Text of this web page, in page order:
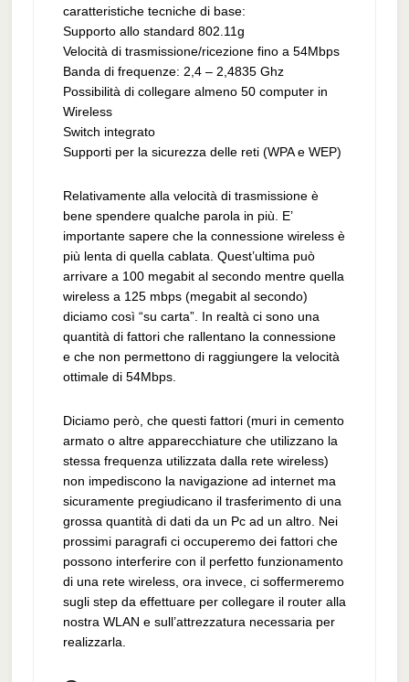
caratteristiche tecniche di base:
Supporto allo standard 802.11g
Velocità di trasmissione/ricezione fino a 54Mbps
Banda di frequenze: 2,4 – 2,4835 Ghz
Possibilità di collegare almeno 50 computer in
Wireless
Switch integrato
Supporti per la sicurezza delle reti (WPA e WEP)
Relativamente alla velocità di trasmissione è
bene spendere qualche parola in più. E’
importante sapere che la connessione wireless è
più lenta di quella cablata. Quest’ultima può
arrivare a 100 megabit al secondo mentre quella
wireless a 125 mbps (megabit al secondo)
diciamo così “su carta”. In realtà ci sono una
quantità di fattori che rallentano la connessione
e che non permettono di raggiungere la velocità
ottimale di 54Mbps.
Diciamo però, che questi fattori (muri in cemento
armato o altre apparecchiature che utilizzano la
stessa frequenza utilizzata dalla rete wireless)
non impediscono la navigazione ad internet ma
sicuramente pregiudicano il trasferimento di una
grossa quantità di dati da un Pc ad un altro. Nei
prossimi paragrafi ci occuperemo dei fattori che
possono interferire con il perfetto funzionamento
di una rete wireless, ora invece, ci soffermeremo
sugli step da effettuare per collegare il router alla
nostra WLAN e sull’attrezzatura necessaria per
realizzarla.